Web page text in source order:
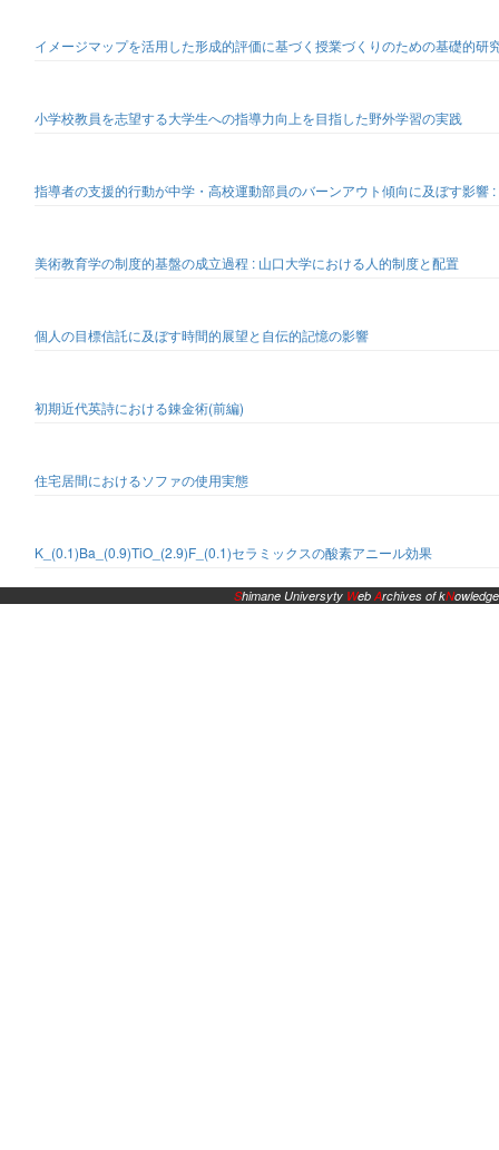
イメージマップを活用した形成的評価に基づく授業づくりのための基礎的
小学校教員を志望する大学生への指導力向上を目指した野外学習の実践
指導者の支援的行動が中学・高校運動部員のバーンアウト傾向に及ぼす影響
美術教育学の制度的基盤の成立過程 : 山口大学における人的制度と配置
個人の目標信託に及ぼす時間的展望と自伝的記憶の影響
初期近代英詩における錬金術(前編)
住宅居間におけるソファの使用実態
K_(0.1)Ba_(0.9)TiO_(2.9)F_(0.1)セラミックスの酸素アニール効果
Shimane Universyty WebArchives of kNowledge